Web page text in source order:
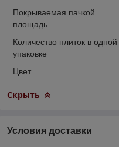
Покрываемая пачкой
площадь
Количество плиток в одной
упаковке
Цвет
Скрыть
Условия доставки